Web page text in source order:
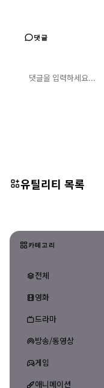
댓글
유틸리티 목록
카테고리
전체
영화
드라마
방송/동영상
게임
애니메이션